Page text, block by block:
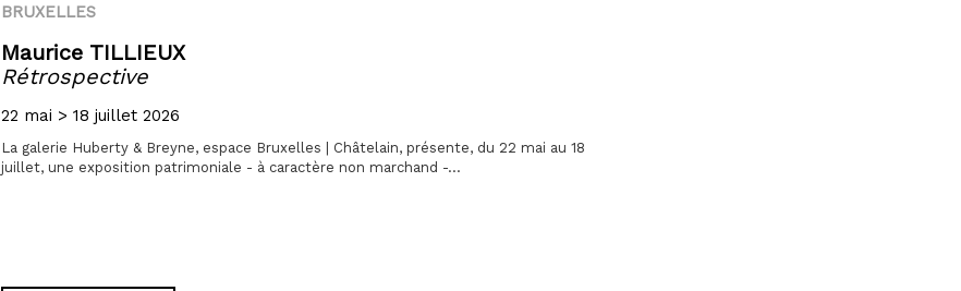
BRUXELLES
Maurice TILLIEUX
Rétrospective
22 mai > 18 juillet 2026
La galerie Huberty & Breyne, espace Bruxelles | Châtelain, présente, du 22 mai au 18
juillet, une exposition patrimoniale - à caractère non marchand -...